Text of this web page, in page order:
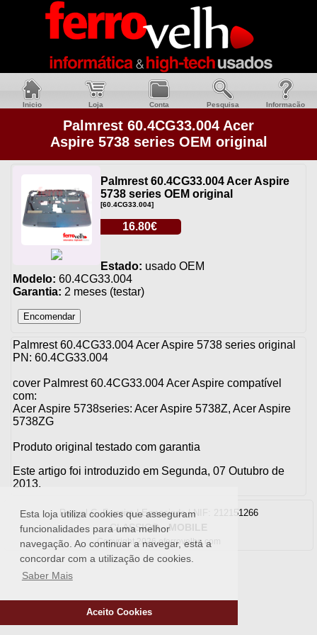
Esta loja utiliza cookies que asseguram
funcionalidades para uma melhor
navegação. Ao continuar a navegar, está a
concordar com a utilização de cookies.
Saber Mais
Aceito Cookies
Inicio Loja Conta Pesquisa Informacão
Palmrest 60.4CG33.004 Acer
Aspire 5738 series OEM original
Palmrest 60.4CG33.004 Acer Aspire
5738 series OEM original
[60.4CG33.004]
16.80€
Estado: usado OEM
Modelo: 60.4CG33.004
Garantia: 2 meses (testar)
Palmrest 60.4CG33.004 Acer Aspire 5738 series original
PN: 60.4CG33.004
cover Palmrest 60.4CG33.004 Acer Aspire compatível
com:
Acer Aspire 5738series: Acer Aspire 5738Z, Acer Aspire
5738ZG
Produto original testado com garantia
Este artigo foi introduzido em Segunda, 07 Outubro de
2013.
Raquel C. Ferreira | Ermesinde | NIF: 212151266
CLASSICO-MOBILE
Copyright 2026 oferrovelho.com